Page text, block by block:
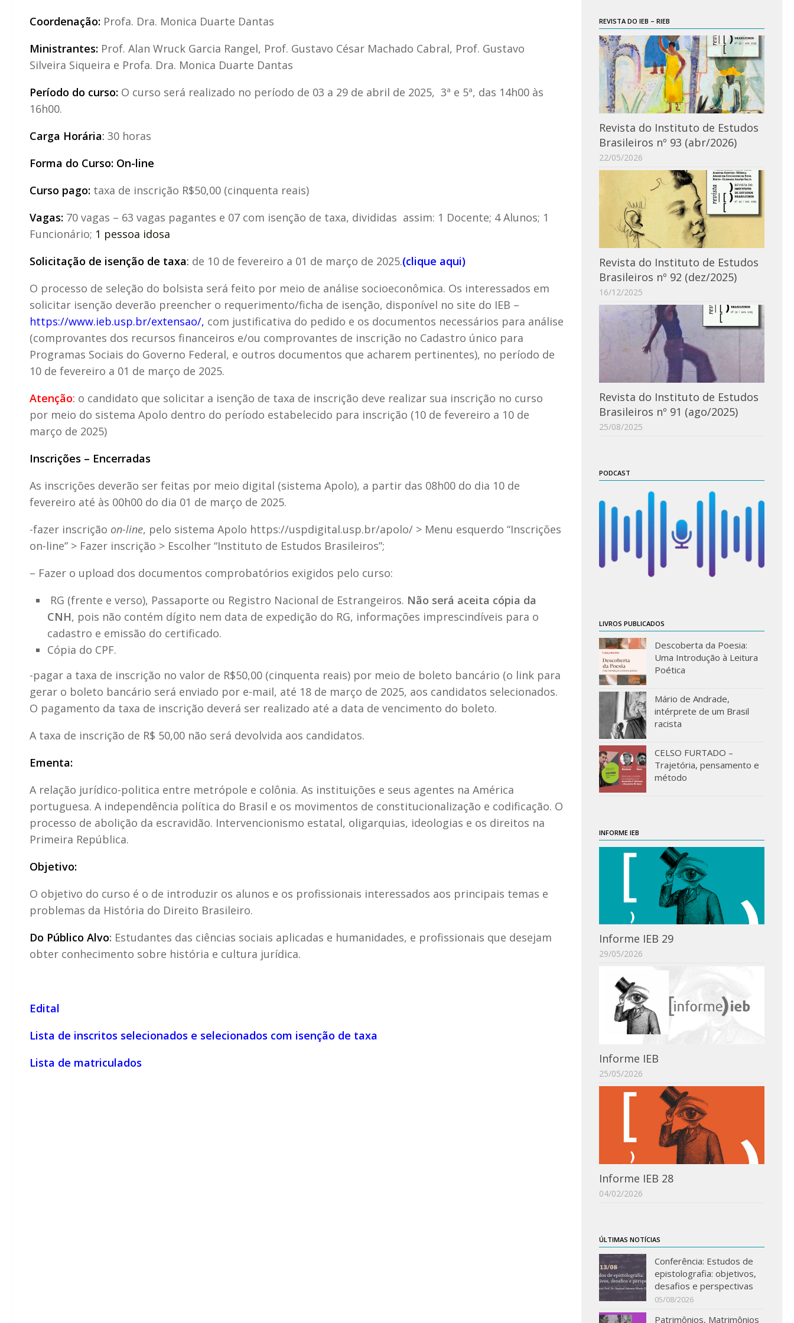
Coordenação: Profa. Dra. Monica Duarte Dantas
Ministrantes: Prof. Alan Wruck Garcia Rangel, Prof. Gustavo César Machado Cabral, Prof. Gustavo
Silveira Siqueira e Profa. Dra. Monica Duarte Dantas
Período do curso: O curso será realizado no período de 03 a 29 de abril de 2025, 3ª e 5ª, das 14h00 às
16h00.
Carga Horária: 30 horas
Forma do Curso: On-line
Curso pago: taxa de inscrição R$50,00 (cinquenta reais)
Vagas: 70 vagas – 63 vagas pagantes e 07 com isenção de taxa, divididas assim: 1 Docente; 4 Alunos; 1
Funcionário; 1 pessoa idosa
Solicitação de isenção de taxa: de 10 de fevereiro a 01 de março de 2025.(clique aqui)
O processo de seleção do bolsista será feito por meio de análise socioeconômica. Os interessados em
solicitar isenção deverão preencher o requerimento/ficha de isenção, disponível no site do IEB –
https://www.ieb.usp.br/extensao/, com justificativa do pedido e os documentos necessários para análise
(comprovantes dos recursos financeiros e/ou comprovantes de inscrição no Cadastro único para
Programas Sociais do Governo Federal, e outros documentos que acharem pertinentes), no período de
10 de fevereiro a 01 de março de 2025.
Atenção: o candidato que solicitar a isenção de taxa de inscrição deve realizar sua inscrição no curso
por meio do sistema Apolo dentro do período estabelecido para inscrição (10 de fevereiro a 10 de
março de 2025)
Inscrições – Encerradas
As inscrições deverão ser feitas por meio digital (sistema Apolo), a partir das 08h00 do dia 10 de
fevereiro até às 00h00 do dia 01 de março de 2025.
-fazer inscrição on-line, pelo sistema Apolo https://uspdigital.usp.br/apolo/ > Menu esquerdo “Inscrições
on-line” > Fazer inscrição > Escolher “Instituto de Estudos Brasileiros”;
– Fazer o upload dos documentos comprobatórios exigidos pelo curso:
RG (frente e verso), Passaporte ou Registro Nacional de Estrangeiros. Não será aceita cópia da
CNH, pois não contém dígito nem data de expedição do RG, informações imprescindíveis para o
cadastro e emissão do certificado.
Cópia do CPF.
-pagar a taxa de inscrição no valor de R$50,00 (cinquenta reais) por meio de boleto bancário (o link para
gerar o boleto bancário será enviado por e-mail, até 18 de março de 2025, aos candidatos selecionados.
O pagamento da taxa de inscrição deverá ser realizado até a data de vencimento do boleto.
A taxa de inscrição de R$ 50,00 não será devolvida aos candidatos.
Ementa:
A relação jurídico-politica entre metrópole e colônia. As instituições e seus agentes na América
portuguesa. A independência política do Brasil e os movimentos de constitucionalização e codificação. O
processo de abolição da escravidão. Intervencionismo estatal, oligarquias, ideologias e os direitos na
Primeira República.
Objetivo:
O objetivo do curso é o de introduzir os alunos e os profissionais interessados aos principais temas e
problemas da História do Direito Brasileiro.
Do Público Alvo: Estudantes das ciências sociais aplicadas e humanidades, e profissionais que desejam
obter conhecimento sobre história e cultura jurídica.
Edital
Lista de inscritos selecionados e selecionados com isenção de taxa
Lista de matriculados
REVISTA DO IEB – RIEB
Revista do Instituto de Estudos
Brasileiros nº 93 (abr/2026)
22/05/2026
Revista do Instituto de Estudos
Brasileiros nº 92 (dez/2025)
16/12/2025
Revista do Instituto de Estudos
Brasileiros nº 91 (ago/2025)
25/08/2025
PODCAST
LIVROS PUBLICADOS
Descoberta da Poesia:
Uma Introdução à Leitura
Poética
Mário de Andrade,
intérprete de um Brasil
racista
CELSO FURTADO –
Trajetória, pensamento e
método
INFORME IEB
Informe IEB 29
29/05/2026
Informe IEB
25/05/2026
Informe IEB 28
04/02/2026
ÚLTIMAS NOTÍCIAS
Conferência: Estudos de
epistolografia: objetivos,
desafios e perspectivas
05/08/2026
Patrimônios, Matrimônios